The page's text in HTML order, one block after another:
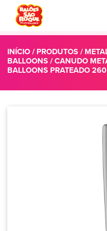
INÍCIO/PRODUTOS /
BALLOONS / CANUDO
BALLOONS PRATEADO